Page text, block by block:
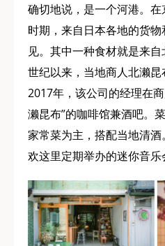
确切地说，是一个河港。
时期，来自日本各地的货
见。其中一种食材就是来
世纪以来，当地商人北濑昆
2017年，该公司的经理在
濑昆布”的咖啡馆兼酒吧。
家常菜为主，搭配当地清
欢这里定期举办的迷你音乐